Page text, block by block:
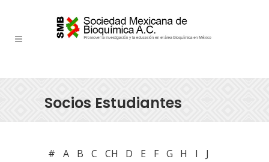
Socios Estudiantes
# A B C CH D E F G H I
J